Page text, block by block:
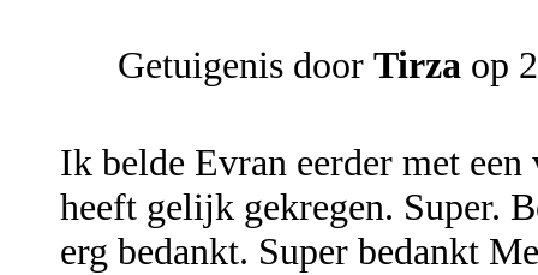
Getuigenis door Tirza op
Ik belde Evran eerder met
heeft gelijk gekregen. Super.
erg bedankt. Super bedankt